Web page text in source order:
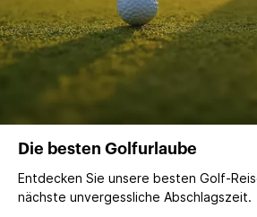
Die besten Golfurlaube
Entdecken Sie unsere besten Golf-
nächste unvergessliche Abschlagszeit.